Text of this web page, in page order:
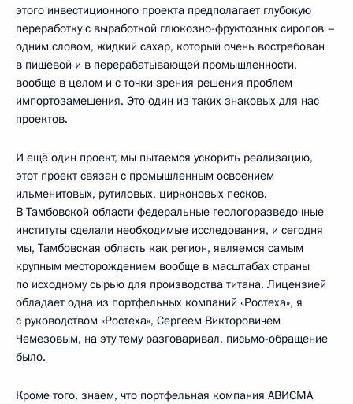
этого инвестиционного проекта предполагает глубокую
переработку с выработкой глюкозно-фруктозных сиропов –
одним словом, жидкий сахар, который очень востребован
в пищевой и в перерабатывающей промышленности,
вообще в целом и с точки зрения решения проблем
импортозамещения. Это один из таких знаковых для нас
проектов.
И ещё один проект, мы пытаемся ускорить реализацию,
этот проект связан с промышленным освоением
ильменитовых, рутиловых, цирконовых песков.
В Тамбовской области федеральные геологоразведочные
институты сделали необходимые исследования, и сегодня
мы, Тамбовская область как регион, являемся самым
крупным месторождением вообще в масштабах страны
по исходному сырью для производства титана. Лицензией
обладает одна из портфельных компаний «Ростеха», я
с руководством «Ростеха», Сергеем Викторовичем
Чемезовым, на эту тему разговаривал, письмо-обращение
было.
Кроме того, знаем, что портфельная компания АВИСМА